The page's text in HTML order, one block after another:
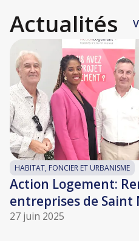
Actualités
HABITAT, FONCIER ET URBANISME
Action Logement:
entreprises de Saint
27 juin 2025